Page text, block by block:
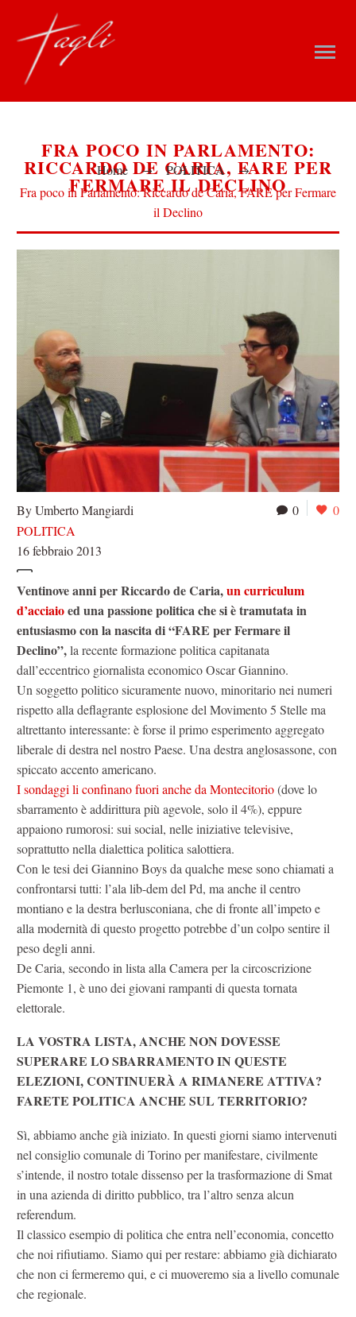
FRA POCO IN PARLAMENTO:
RICCARDO DE CARIA, FARE PER
FERMARE IL DECLINO
Home
POLITICA
Fra poco in Parlamento: Riccardo de Caria, FARE per Fermare
il Declino
0 0
By Umberto Mangiardi
POLITICA
16 febbraio 2013
Ventinove anni per Riccardo de Caria,un curriculum
d’acciaioed una passione politica che si è tramutata in
entusiasmo con la nascita di “FARE per Fermare il
Declino”,la recente formazione politica capitanata
dall’eccentrico giornalista economico Oscar Giannino.
Un soggetto politico sicuramente nuovo, minoritario nei numeri
rispetto alla deflagrante esplosione del Movimento 5 Stelle ma
altrettanto interessante: è forse il primo esperimento aggregato
liberale di destra nel nostro Paese. Una destra anglosassone, con
spiccato accento americano.
I sondaggi li confinano fuori anche da Montecitorio(dove lo
sbarramento è addirittura più agevole, solo il 4%), eppure
appaiono rumorosi: sui social, nelle iniziative televisive,
soprattutto nella dialettica politica salottiera.
Con le tesi dei Giannino Boys da qualche mese sono chiamati a
confrontarsi tutti: l’ala lib-dem del Pd, ma anche il centro
montiano e la destra berlusconiana, che di fronte all’impeto e
alla modernità di questo progetto potrebbe d’un colpo sentire il
peso degli anni.
De Caria, secondo in lista alla Camera per la circoscrizione
Piemonte 1, è uno dei giovani rampanti di questa tornata
elettorale.
LA VOSTRA LISTA, ANCHE NON DOVESSE
SUPERARE LO SBARRAMENTO IN QUESTE
ELEZIONI, CONTINUERÀ A RIMANERE ATTIVA?
FARETE POLITICA ANCHE SUL TERRITORIO?
Sì, abbiamo anche già iniziato. In questi giorni siamo intervenuti
nel consiglio comunale di Torino per manifestare, civilmente
s’intende, il nostro totale dissenso per la trasformazione di Smat
in una azienda di diritto pubblico, tra l’altro senza alcun
referendum.
Il classico esempio di politica che entra nell’economia, concetto
che noi rifiutiamo. Siamo qui per restare: abbiamo già dichiarato
che non ci fermeremo qui, e ci muoveremo sia a livello comunale
che regionale.